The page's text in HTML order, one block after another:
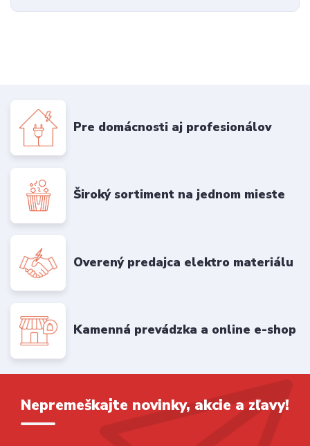
Pre domácnosti aj profesionálov
Široký sortiment na jednom mieste
Overený predajca elektro materiálu
Kamenná prevádzka a online e-shop
Nepremeškajte novinky, akcie a zľavy!